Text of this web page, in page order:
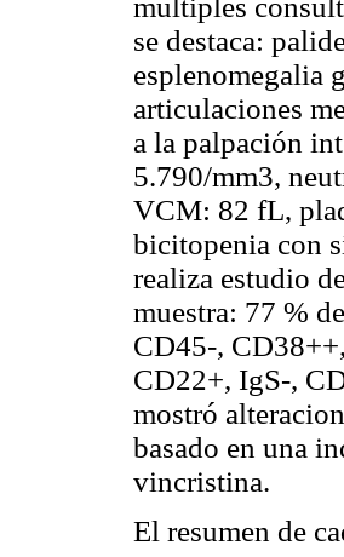
múltiples
se destaca:
esplenomegalia
articulaciones
a la palpación
5.790/mm3,
VCM: 82 fL,
bicitopenia con
realiza estudio
muestra: 77 %
CD45-,
CD22+, IgS-,
mostró
basado en una
vincristina.
El resumen de